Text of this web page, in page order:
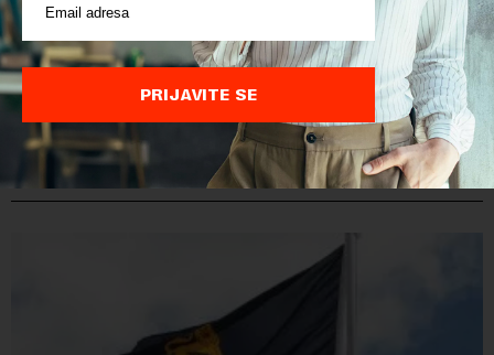
POVEZANI SADRŽAJI
PRIJAVITE SE